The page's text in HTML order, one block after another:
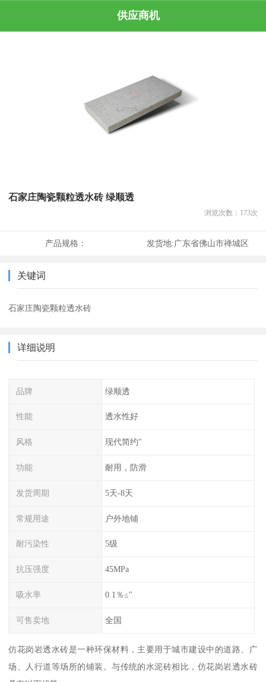
供应商机
石家庄陶瓷颗粒透水砖 绿顺透
浏览次数： 173次
产品规格： 发货地:广东省佛山市禅城区
关键词
石家庄陶瓷颗粒透水砖
详细说明
品牌 绿顺透
性能 透水性好
风格 现代简约"
功能 耐用，防滑
发货周期 5天-8天
常规用途 户外地铺
耐污染性 5级
抗压强度 45MPa
吸水率 0.1％≤"
可售卖地 全国
仿花岗岩透水砖是一种环保材料，主要用于城市建设中的道路、广
场、人行道等场所的铺装。与传统的水泥砖相比，仿花岗岩透水砖